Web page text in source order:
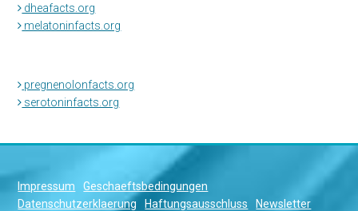
dheafacts.org
melatoninfacts.org
pregnenolonfacts.org
serotoninfacts.org
Impressum
Geschaeftsbedingungen
Datenschutzerklaerung
Haftungsausschluss Newsletter